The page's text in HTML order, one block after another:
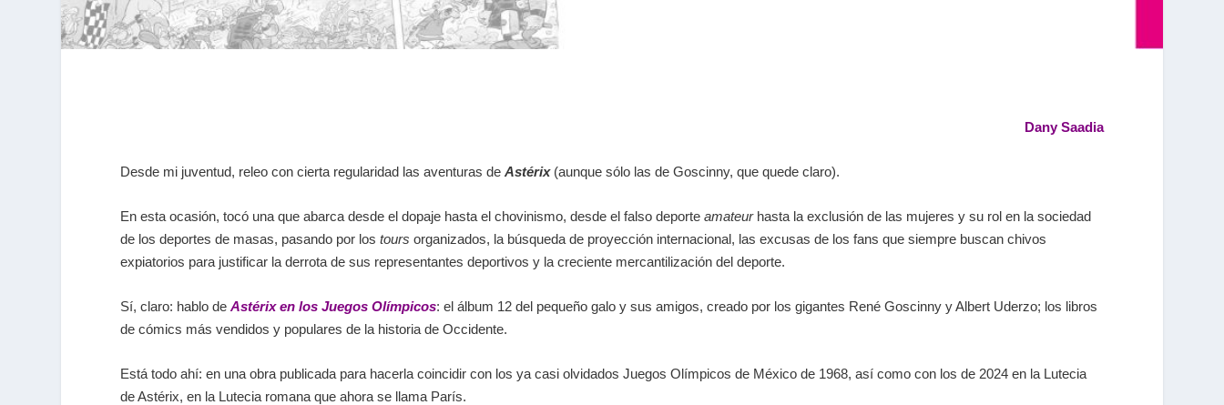
Dany Saadia
Desde mi juventud, releo con cierta regularidad las aventuras de Astérix(aunque sólo las de Goscinny, que quede claro).
En esta ocasión, tocó una que abarca desde el dopaje hasta el chovinismo, desde el falso deporte amateur hasta la exclusión de las mujeres y su rol en la sociedad
de los deportes de masas, pasando por los tours organizados, la búsqueda de proyección internacional, las excusas de los fans que siempre buscan chivos
expiatorios para justificar la derrota de sus representantes deportivos y la creciente mercantilización del deporte.
Sí, claro: hablo de Astérix en los Juegos Olímpicos: el álbum 12 del pequeño galo y sus amigos, creado por los gigantes René Goscinny y Albert Uderzo; los libros
de cómics más vendidos y populares de la historia de Occidente.
Está todo ahí: en una obra publicada para hacerla coincidir con los ya casi olvidados Juegos Olímpicos de México de 1968, así como con los de 2024 en la Lutecia
de Astérix, en la Lutecia romana que ahora se llama París.